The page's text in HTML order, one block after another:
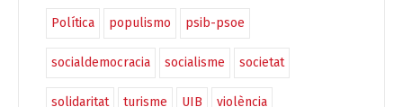
Política populismo psib-psoe
socialdemocracia socialisme societat
solidaritat turisme UIB violència